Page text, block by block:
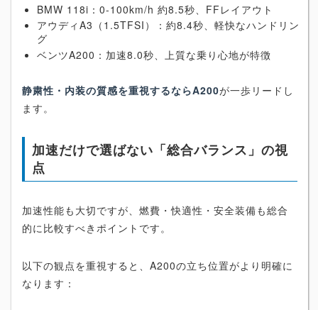
BMW 118i：0-100km/h 約8.5秒、FFレイアウト
アウディA3（1.5TFSI）：約8.4秒、軽快なハンドリン
グ
ベンツA200：加速8.0秒、上質な乗り心地が特徴
静粛性・内装の質感を重視するならA200が一歩リードし
ます。
加速だけで選ばない「総合バランス」の視
点
加速性能も大切ですが、燃費・快適性・安全装備も総合
的に比較すべきポイントです。
以下の観点を重視すると、A200の立ち位置がより明確に
なります：